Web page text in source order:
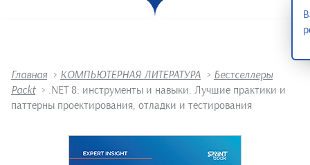
Главная > КОМПЬЮТЕРНАЯ ЛИТЕРАТУРА > Бестселлеры
Packt > .NET 8: инструменты и навыки. Лучшие практики и
паттерны проектирования, отладки и тестирования